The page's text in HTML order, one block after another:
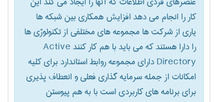
کار را انجام می دهد افزایش همکاری بین شبکه ها
یاری از شرکت ها مجموعه های مختلفی از تکنولوژی ها
را دارا هستند که می باید با هم کار کنند Active
Directory دارای مجموعه روابط استاندارد برای کلیه
امکانات از جمله سرمایه گذاری فعلی و انعطاف پذیری
برای برنامه های کاربردی است با به هم پیوستن